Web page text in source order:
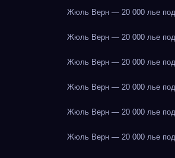
Жюль Верн — 20 000 лье
Жюль Верн — 20 000 лье
Жюль Верн — 20 000 лье
Жюль Верн — 20 000 лье
Жюль Верн — 20 000 лье
Жюль Верн — 20 000 лье